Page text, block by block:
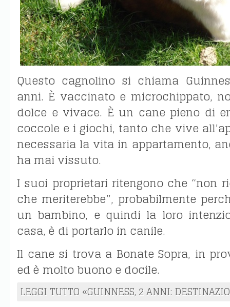
Questo cagnolino si chiama
anni. È vaccinato e microchippato,
dolce e vivace. È un cane pieno di
coccole e i giochi, tanto che vive
necessaria la vita in appartamento,
ha mai vissuto.
I suoi proprietari ritengono che “non
che meriterebbe”, probabilmente
un bambino, e quindi la loro
casa, è di portarlo in canile.
Il cane si trova a Bonate Sopra, in
ed è molto buono e docile.
LEGGI TUTTO «GUINNESS, 2 ANNI: